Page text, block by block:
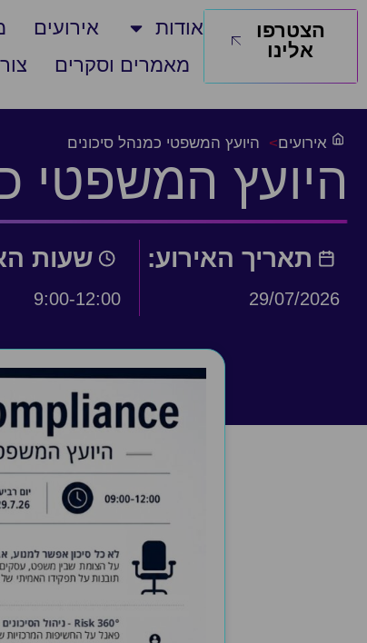
הצטרפו
אלינו
אודות אירועים
מאמרים וסקרים
אירועים> היועץ המשפטי כמנהל סיכונים
היועץ המשפטי
תאריך האירוע:
29/07/2026
שעות
9:00-12:00